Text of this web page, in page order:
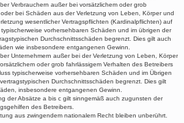
Verbrauchern außer bei vorsätzlichem oder grob
bei Schäden aus der Verletzung von Leben, Körper und
wesentlicher Vertragspflichten (Kardinalpflichten) auf
vorhersehbaren Schäden und im übrigen der
Durchschnittsschäden begrenzt. Dies gilt auch
wie insbesondere entgangenen Gewinn.
Unternehmern außer bei der Verletzung von Leben, Körper
oder grob fahrlässigem Verhalten des Betreibers
typischerweise vorhersehbaren Schäden und im Übrigen
Durchschnittsschäden begrenzt. Dies gilt
insbesondere entgangenen Gewinn.
der Absätze a bis c gilt sinngemäß auch zugunsten der
des Betreibers.
aus zwingendem nationalem Recht bleiben unberührt.